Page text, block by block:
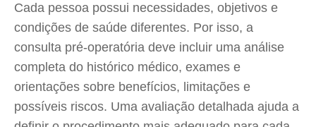
Cada pessoa possui necessidades, objetivos e
condições de saúde diferentes. Por isso, a
consulta pré-operatória deve incluir uma análise
completa do histórico médico, exames e
orientações sobre benefícios, limitações e
possíveis riscos. Uma avaliação detalhada ajuda a